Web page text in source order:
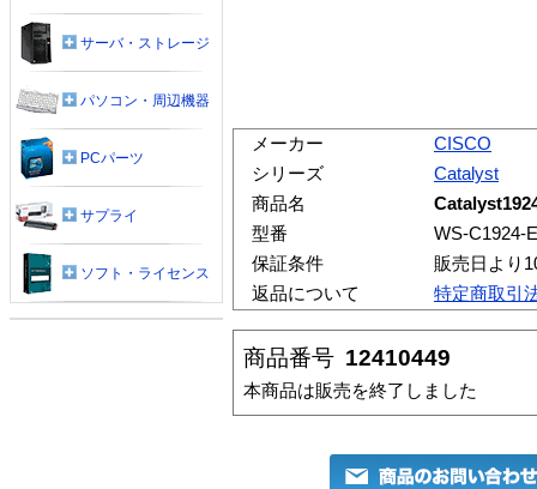
メーカー
CISCO
シリーズ
Catalyst
商品名
型番
WS-C1924-
保証条件
販売日より
返品について
特定商取引
商品番号 12410449
本商品は販売を終了しました
サーバ・ストレージ
パソコン・周辺機器
PCパーツ
サプライ
ソフト・ライセンス